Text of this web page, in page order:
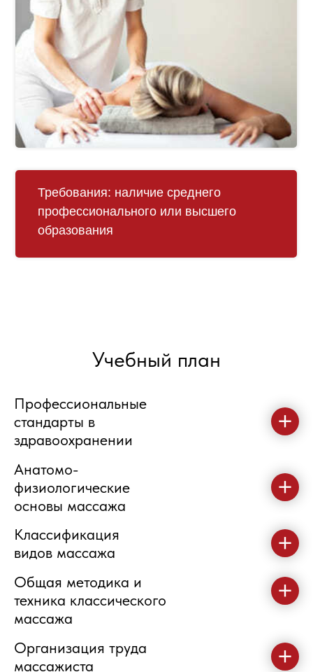
Требования: наличие среднего
профессионального или высшего
образования
Организация труда
массажиста
Общая методика и
техника классического
массажа
Учебный план
Профессиональные
стандарты в
здравоохранении
Анатомо-
физиологические
основы массажа
Классификация
видов массажа